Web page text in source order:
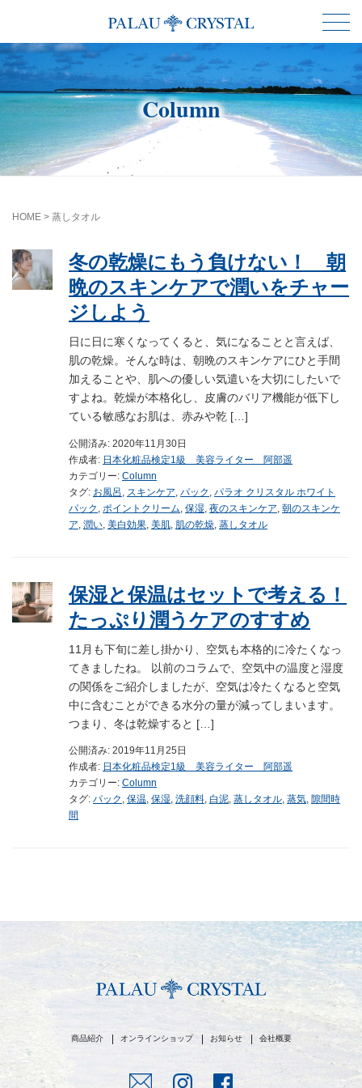
Column
HOME > 蒸しタオル
冬の乾燥にもう負けない！ 朝
晩のスキンケアで潤いをチャー
ジしよう
日に日に寒くなってくると、気になることと言えば、
肌の乾燥。そんな時は、朝晩のスキンケアにひと手間
加えることや、肌への優しい気遣いを大切にしたいで
すよね。乾燥が本格化し、皮膚のバリア機能が低下し
ている敏感なお肌は、赤みや乾 […]
公開済み: 2020年11月30日
作成者: 日本化粧品検定1級 美容ライター 阿部遥
カテゴリー: Column
タグ: お風呂 スキンケア パック パラオ クリスタル ホワイト
パック
ポイントクリーム 保湿 夜のスキンケア 朝のスキンケ
ア 潤い 美白効果 美肌 肌の乾燥 蒸しタオル
保湿と保温はセットで考える！
たっぷり潤うケアのすすめ
11月も下旬に差し掛かり、空気も本格的に冷たくなっ
てきましたね。 以前のコラムで、空気中の温度と湿度
の関係をご紹介しましたが、空気は冷たくなると空気
中に含むことができる水分の量が減ってしまいます。
つまり、冬は乾燥すると […]
公開済み: 2019年11月25日
作成者: 日本化粧品検定1級 美容ライター 阿部遥
カテゴリー: Column
タグ: パック , 保温, 保湿, 洗顔料, 白泥, 蒸しタオル, 蒸気, 隙間時
間
商品紹介 オンラインショップ お知らせ 会社概要